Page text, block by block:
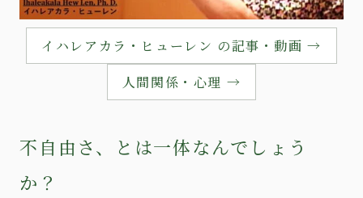
イハレアカラ・ヒューレン の記事・動画 →
人間関係・心理 →
不自由さ、とは一体なんでしょう
か？